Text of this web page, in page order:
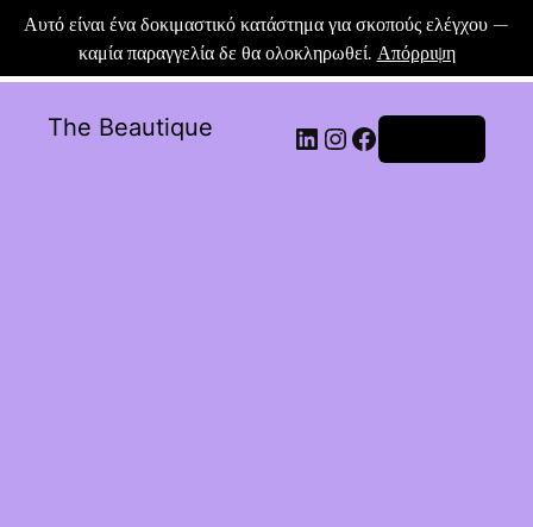
Αυτό είναι ένα δοκιμαστικό κατάστημα για σκοπούς ελέγχου —
καμία παραγγελία δε θα ολοκληρωθεί. Απόρριψη
The Beautique